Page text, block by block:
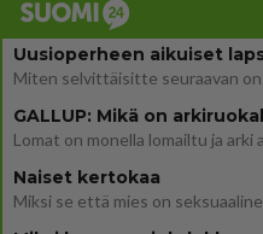
GALLUP: Mikä on
Naiset kertokaa